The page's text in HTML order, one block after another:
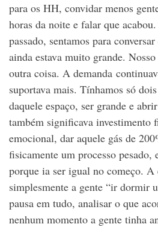
para os HH, convidar menos
horas da noite e falar que
passado, sentamos para
ainda estava muito grande.
outra coisa. A demanda
suportava mais. Tínhamos só
daquele espaço, ser grande e
também significava investimento
emocional, dar aquele gás de
fisicamente um processo pesado,
porque ia ser igual no começo. A
simplesmente a gente “ir dormir
pausa em tudo, analisar o que
nenhum momento a gente tinha